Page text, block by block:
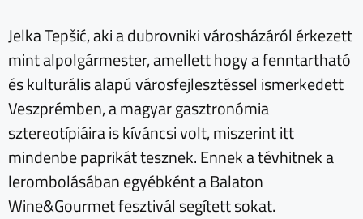
Jelka Tepšić, aki a dubrovniki városházáról érkezett
mint alpolgármester, amellett hogy a fenntartható
és kulturális alapú városfejlesztéssel ismerkedett
Veszprémben, a magyar gasztronómia
sztereotípiáira is kíváncsi volt, miszerint itt
mindenbe paprikát tesznek. Ennek a tévhitnek a
lerombolásában egyébként a Balaton
Wine&Gourmet fesztivál segített sokat.